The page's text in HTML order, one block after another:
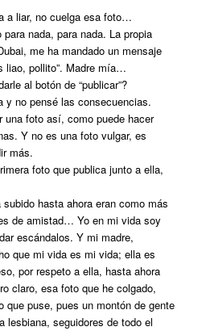
a liar, no cuelga esa foto…
nada, para nada. La propia
me ha mandado un mensaje
liao, pollito”. Madre mía…
al botón de “publicar”?
y no pensé las consecuencias.
foto así, como puede hacer
Y no es una foto vulgar, es
más.
foto que publica junto a ella,
hasta ahora eran como más
de amistad… Yo en mi vida soy
escándalos. Y mi madre,
que mi vida es mi vida; ella es
por respeto a ella, hasta ahora
claro, esa foto que he colgado,
que puse, pues un montón de gente
lesbiana, seguidores de todo el